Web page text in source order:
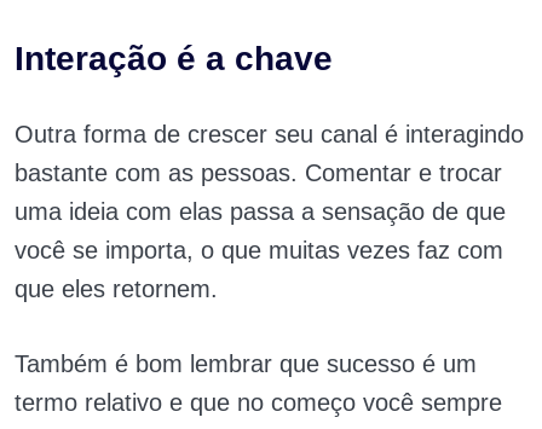
Interação é a chave
Outra forma de crescer seu canal é interagindo
bastante com as pessoas. Comentar e trocar
uma ideia com elas passa a sensação de que
você se importa, o que muitas vezes faz com
que eles retornem.
Também é bom lembrar que sucesso é um
termo relativo e que no começo você sempre